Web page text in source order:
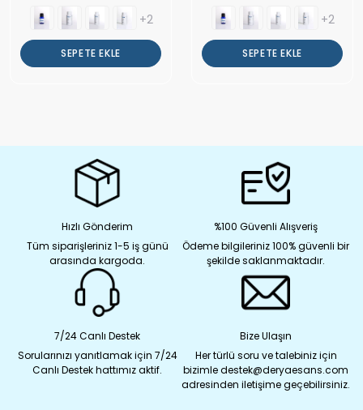
+2
SEPETE EKLE
+2
SEPETE EKLE
Hızlı Gönderim
Tüm siparişleriniz 1-5 iş günü
arasında kargoda.
%100 Güvenli Alışveriş
Ödeme bilgileriniz 100% güvenli bir
şekilde saklanmaktadır.
7/24 Canlı Destek
Sorularınızı yanıtlamak için 7/24
Canlı Destek hattımız aktif.
Bize Ulaşın
Her türlü soru ve talebiniz için
bizimle destek@deryaesans.com
adresinden iletişime geçebilirsiniz.